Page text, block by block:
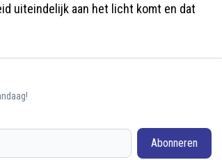
uiteindelijk aan het licht komt en dat
Abonneren